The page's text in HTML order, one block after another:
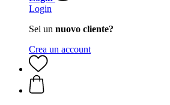
Login
Sei un nuovo cliente?
Crea un account